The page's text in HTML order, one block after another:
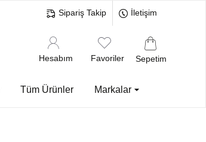
Sipariş Takip İletişim
Hesabım Favoriler Sepetim
Tüm Ürünler Markalar